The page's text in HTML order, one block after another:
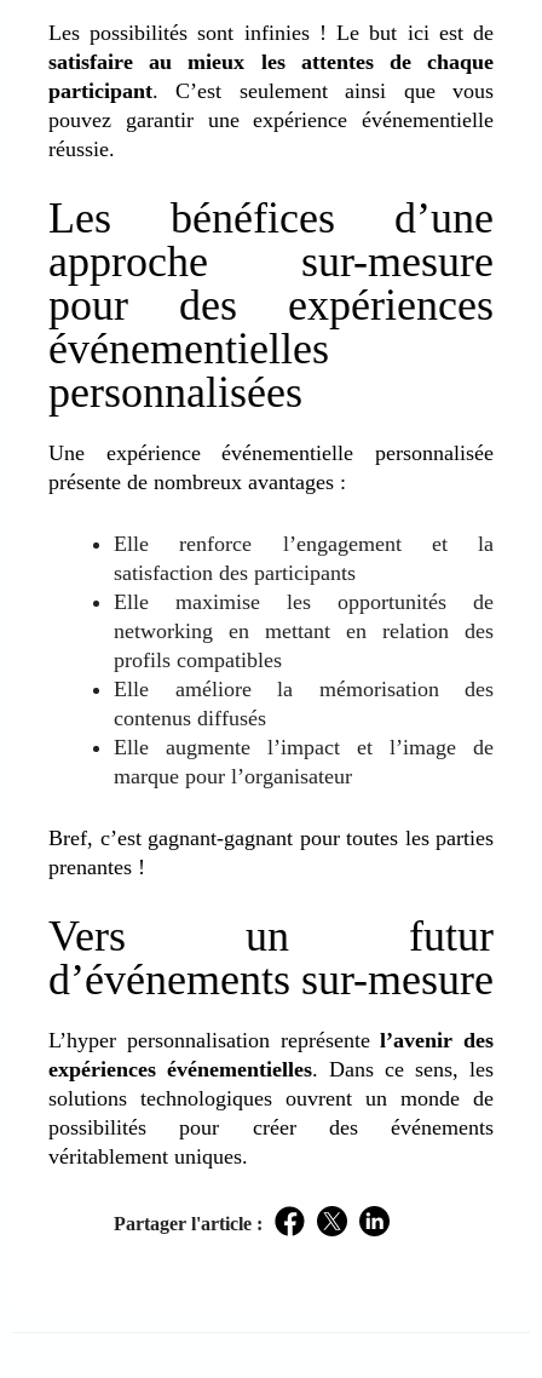
Les possibilités sont infinies ! Le but ici est de
satisfaire au mieux les attentes de chaque
participant. C’est seulement ainsi que vous
pouvez garantir une expérience événementielle
réussie.
Les bénéfices d’une
approche sur-mesure
pour des expériences
événementielles
personnalisées
Une expérience événementielle personnalisée
présente de nombreux avantages :
Elle renforce l’engagement et la
satisfaction des participants
Elle maximise les opportunités de
networking en mettant en relation des
profils compatibles
Elle améliore la mémorisation des
contenus diffusés
Elle augmente l’impact et l’image de
marque pour l’organisateur
Bref, c’est gagnant-gagnant pour toutes les parties
prenantes !
Vers un futur
d’événements sur-mesure
L’hyper personnalisation représentel’avenir des
expériences événementielles. Dans ce sens, les
solutions technologiques ouvrent un monde de
possibilités pour créer des événements
véritablement uniques.
Partager l'article : Facebook
TwitterLinkedIn